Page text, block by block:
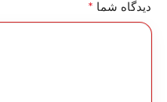
دیدگاه شما *